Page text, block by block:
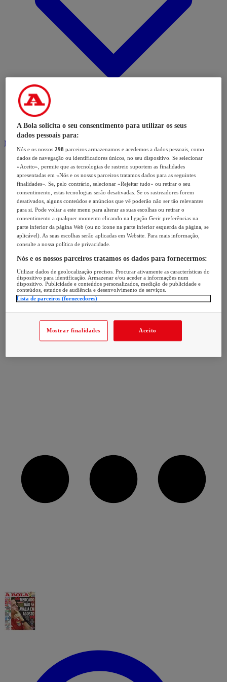
Modalidades
A Bola solicita o seu consentimento para utilizar os seus
dados pessoais para:
Nós e os nossos298 parceiros armazenamos e acedemos a dados pessoais, como
dados de navegação ou identificadores únicos, no seu dispositivo. Se selecionar
«Aceito», permite que as tecnologias de rastreio suportem as finalidades
apresentadas em «Nós e os nossos parceiros tratamos dados para as seguintes
finalidades». Se, pelo contrário, selecionar «Rejeitar tudo» ou retirar o seu
consentimento, estas tecnologias serão desativadas. Se os rastreadores forem
desativados, alguns conteúdos e anúncios que vê poderão não ser tão relevantes
para si. Pode voltar a este menu para alterar as suas escolhas ou retirar o
consentimento a qualquer momento clicando na ligação Gerir preferências na
parte inferior da página Web (ou no ícone na parte inferior esquerda da página, se
aplicável). As suas escolhas serão aplicadas em Website. Para mais informação,
consulte a nossa política de privacidade.
Nós e os nossos parceiros tratamos os dados para fornecermos:
Utilizar dados de geolocalização precisos. Procurar ativamente as características do
dispositivo para identificação. Armazenar e/ou aceder a informações num
dispositivo. Publicidade e conteúdos personalizados, medição de publicidade e
conteúdos, estudos de audiência e desenvolvimento de serviços.
Lista de parceiros (fornecedores)
Mostrar finalidades Aceito